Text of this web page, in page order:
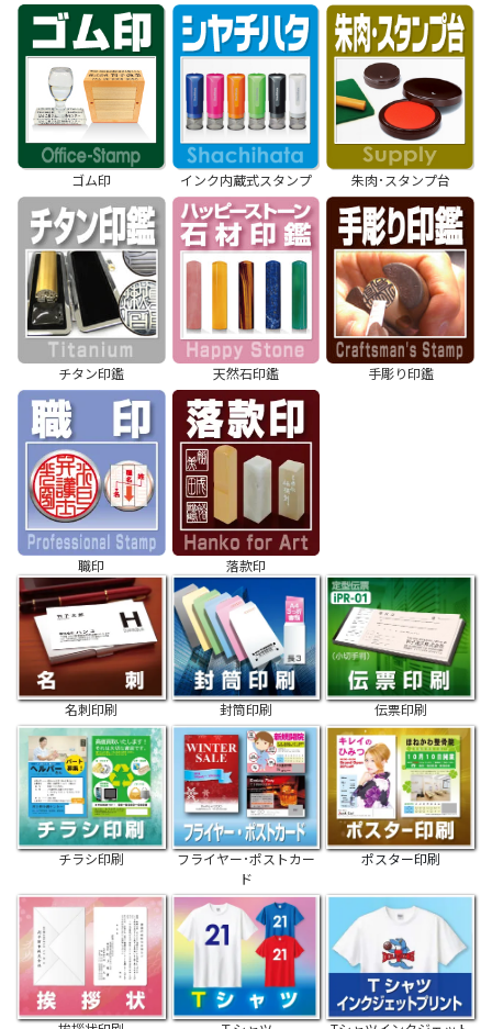
ゴム印 インク内蔵式スタンプ 朱肉･スタンプ台
チタン印鑑 天然石印鑑 手彫り印鑑
職印 落款印
名刺印刷 封筒印刷 伝票印刷
チラシ印刷
フライヤー･ポストカー
ド
ポスター印刷